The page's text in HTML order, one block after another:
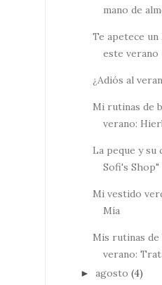
mano de
Te apetece un
este verano
¿Adiós al
Mi rutinas de
verano:
La peque y su
Sofi's Shop"
Mi vestido
Mía
Mis rutinas de
verano:
► agosto (4)